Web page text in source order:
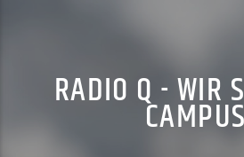
RADIO Q - WIR